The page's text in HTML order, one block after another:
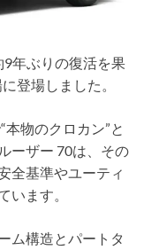
9年ぶりの復活を果
登場しました。
物のクロカン”と
ーザー 70は、その
全基準やユーティ
います。
ム構造とパートタ